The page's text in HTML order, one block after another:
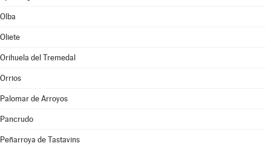
Olba
Oliete
Orihuela del Tremedal
Orrios
Palomar de Arroyos
Pancrudo
Peñarroya de Tastavins